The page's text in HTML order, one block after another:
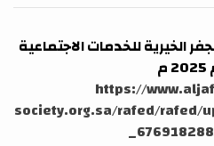
الخيرية للخدمات الاجتماعية
https://
society.org.sa/rafed/rafed/